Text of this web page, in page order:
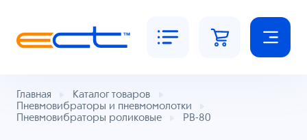
Главная
Каталог товаров
Пневмовибраторы и пневмомолотки
Пневмовибраторы роликовые
РВ-80